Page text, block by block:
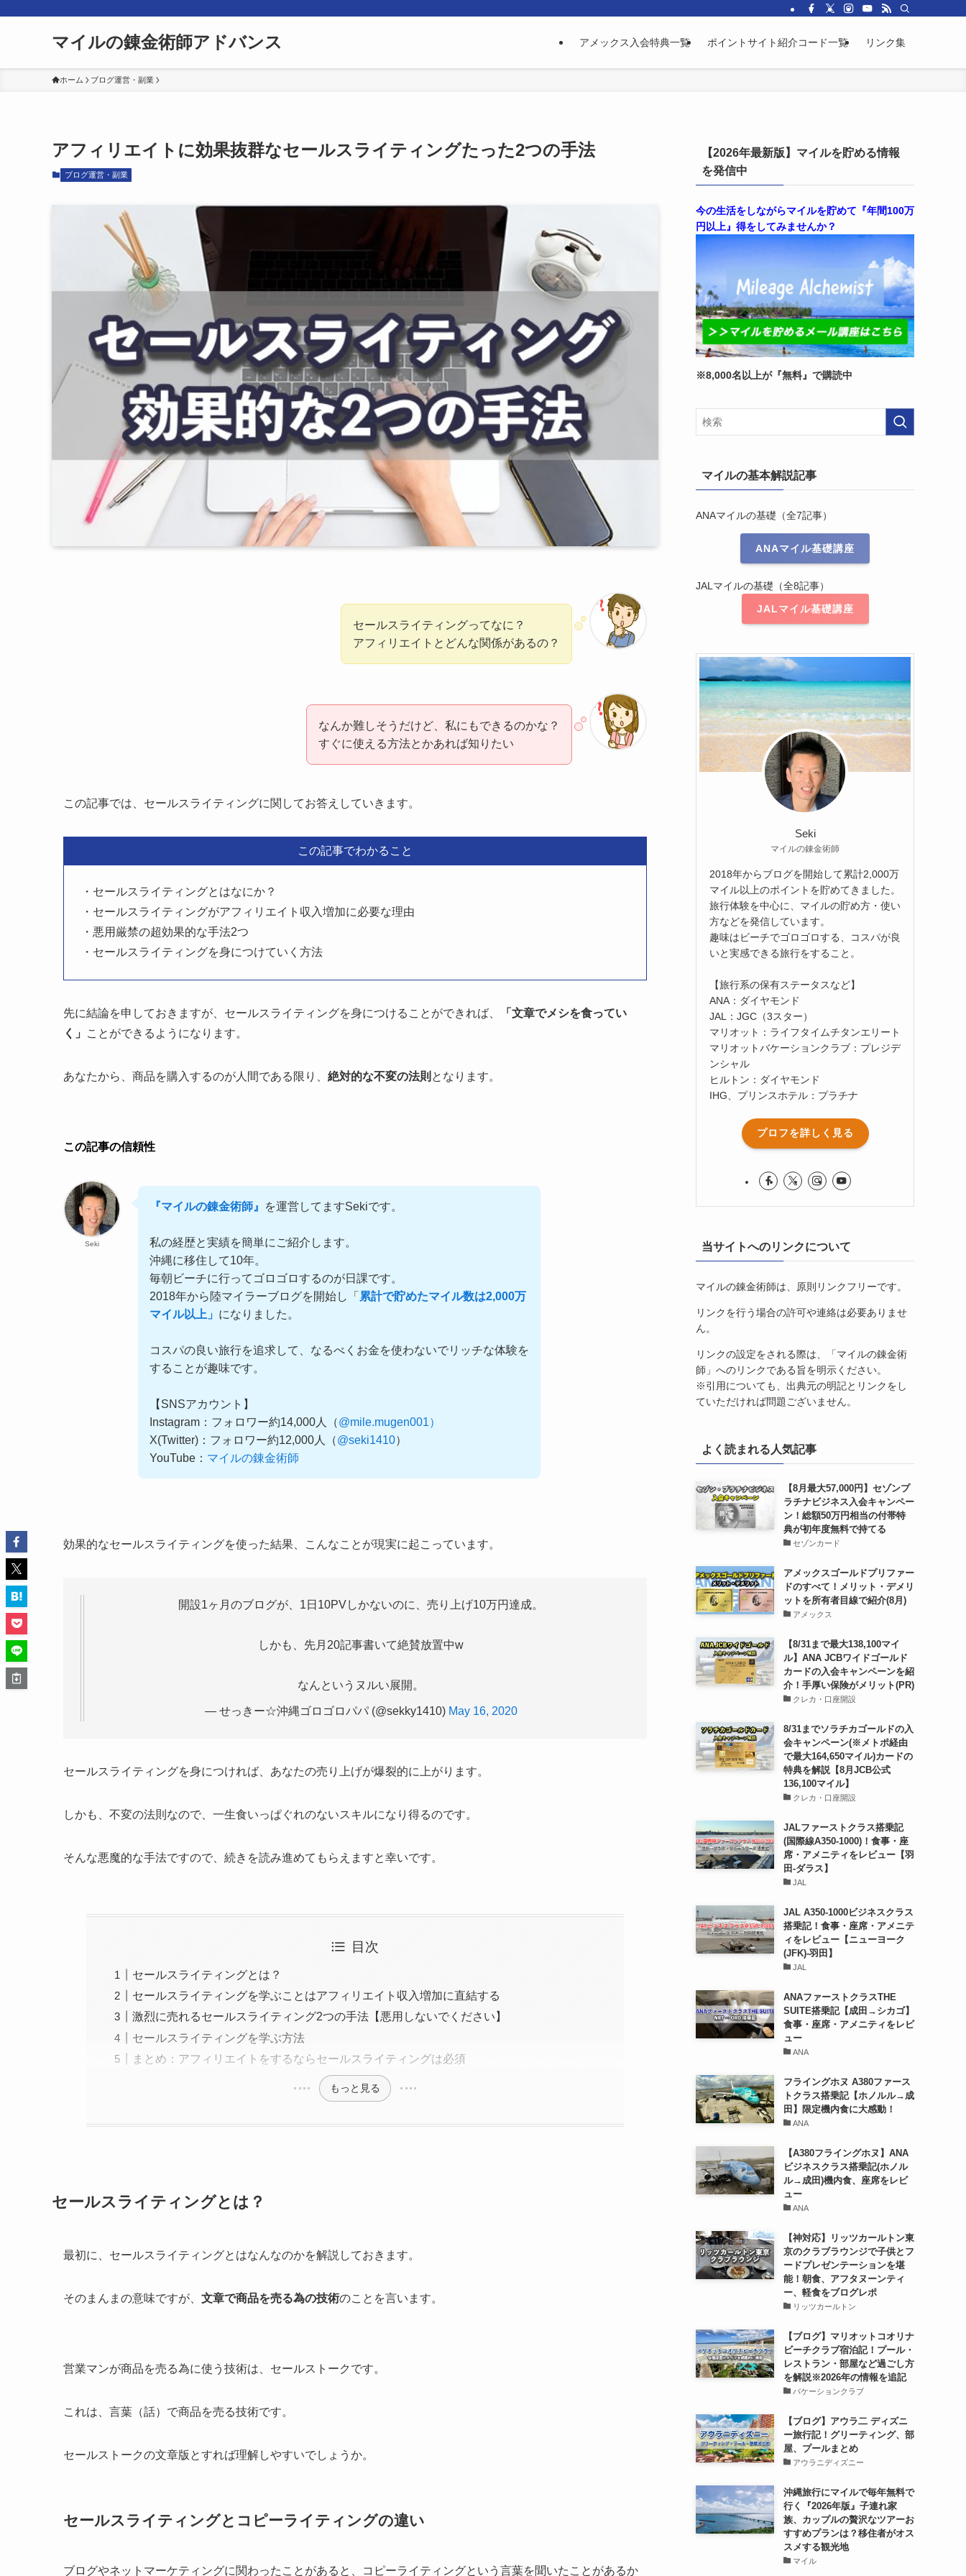
マイルの錬金術師アドバンス アメックス入会特典一覧 ポイントサイト紹介コード一覧 リンク集
ホーム ブログ運営・副業
アフィリエイトに効果抜群なセールスライティングたった2つの手法
ブログ運営・副業
セールスライティングってなに？
アフィリエイトとどんな関係があるの？
なんか難しそうだけど、私にもできるのかな？
すぐに使える方法とかあれば知りたい
この記事では、セールスライティングに関してお答えしていきます。
この記事でわかること
・セールスライティングとはなにか？
・セールスライティングがアフィリエイト収入増加に必要な理由
・悪用厳禁の超効果的な手法2つ
・セールスライティングを身につけていく方法
先に結論を申しておきますが、セールスライティングを身につけることができれば、
「文章でメシを食ってい
く」
ことができるようになります。
あなたから、商品を購入するのが人間である限り、 絶対的な不変の法則 となります。
この記事の信頼性
Seki
『マイルの錬金術師』 を運営してますSekiです。
私の経歴と実績を簡単にご紹介します。
沖縄に移住して10年。
毎朝ビーチに行ってゴロゴロするのが日課です。
2018年から陸マイラーブログを開始し「 累計で貯めたマイル数は2,000万
マイル以上」 になりました。
コスパの良い旅行を追求して、なるべくお金を使わないでリッチな体験を
することが趣味です。
【SNSアカウント】
Instagram：フォロワー約14,000人（@mile.mugen001）
X(Twitter)：フォロワー約12,000人（@seki1410）
YouTube： マイルの錬金術師
効果的なセールスライティングを使った結果、こんなことが現実に起こっています。
開設1ヶ月のブログが、1日10PVしかないのに、売り上げ10万円達成。
しかも、先月20記事書いて絶賛放置中w
なんというヌルい展開。
— せっきー☆沖縄ゴロゴロパパ (@sekky1410) May 16, 2020
セールスライティングを身につければ、あなたの売り上げが爆裂的に上がります。
しかも、不変の法則なので、一生食いっぱぐれのないスキルになり得るのです。
そんな悪魔的な手法ですので、続きを読み進めてもらえますと幸いです。
目次
セールスライティングとは？
セールスライティングを学ぶことはアフィリエイト収入増加に直結する
激烈に売れるセールスライティング2つの手法【悪用しないでください】
セールスライティングを学ぶ方法
まとめ：アフィリエイトをするならセールスライティングは必須
もっと見る
セールスライティングとは？
最初に、セールスライティングとはなんなのかを解説しておきます。
そのまんまの意味ですが、 文章で商品を売る為の技術のことを言います。
営業マンが商品を売る為に使う技術は、セールストークです。
これは、言葉（話）で商品を売る技術です。
セールストークの文章版とすれば理解しやすいでしょうか。
セールスライティングとコピーライティングの違い
ブログやネットマーケティングに関わったことがあると、コピーライティングという言葉を聞いたことがあるか
【2026年最新版】マイルを貯める情報
を発信中
今の生活をしながらマイルを貯めて『年間100万
円以上』得をしてみませんか？
※8,000名以上が『無料』で購読中
マイルの基本解説記事
ANAマイルの基礎（全7記事）
ANAマイル基礎講座
JALマイルの基礎（全8記事）
JALマイル基礎講座
Seki
マイルの錬金術師
2018年からブログを開始して累計2,000万
マイル以上のポイントを貯めてきました。
旅行体験を中心に、マイルの貯め方・使い
方などを発信しています。
趣味はビーチでゴロゴロする、コスパが良
いと実感できる旅行をすること。
【旅行系の保有ステータスなど】
ANA：ダイヤモンド
JAL：JGC（3スター）
マリオット：ライフタイムチタンエリート
マリオットバケーションクラブ：プレジデ
ンシャル
ヒルトン：ダイヤモンド
IHG、プリンスホテル：プラチナ
プロフを詳しく見る
当サイトへのリンクについて
マイルの錬金術師は、原則リンクフリーです。
リンクを行う場合の許可や連絡は必要ありませ
ん。
リンクの設定をされる際は、「マイルの錬金術
師」へのリンクである旨を明示ください。
※引用についても、出典元の明記とリンクをし
ていただければ問題ございません。
よく読まれる人気記事
【8月最大57,000円】セゾンプ
ラチナビジネス入会キャンペー
ン！総額50万円相当の付帯特
典が初年度無料で持てる
セゾンカード
アメックスゴールドプリファー
ドのすべて！メリット・デメリ
ットを所有者目線で紹介(8月)
アメックス
【8/31まで最大138,100マイ
ル】ANA JCBワイドゴールド
カードの入会キャンペーンを紹
介！手厚い保険がメリット(PR)
クレカ・口座開設
8/31までソラチカゴールドの入
会キャンペーン(※メトポ経由
で最大164,650マイル)カードの
特典を解説【8月JCB公式
136,100マイル】
クレカ・口座開設
JALファーストクラス搭乗記
(国際線A350-1000)！食事・座
席・アメニティをレビュー【羽
田-ダラス】
JAL
JAL A350-1000ビジネスクラス
搭乗記！食事・座席・アメニテ
ィをレビュー【ニューヨーク
(JFK)-羽田】
JAL
ANAファーストクラスTHE
SUITE搭乗記【成田→シカゴ】
食事・座席・アメニティをレビ
ュー
ANA
フライングホヌ A380ファース
トクラス搭乗記【ホノルル→成
田】限定機内食に大感動！
ANA
【A380フライングホヌ】ANA
ビジネスクラス搭乗記(ホノル
ル→成田)機内食、座席をレビ
ュー
ANA
【神対応】リッツカールトン東
京のクラブラウンジで子供とフ
ードプレゼンテーションを堪
能！朝食、アフタヌーンティ
ー、軽食をブログレポ
リッツカールトン
【ブログ】マリオットコオリナ
ビーチクラブ宿泊記！プール・
レストラン・部屋など過ごし方
を解説※2026年の情報を追記
バケーションクラブ
【ブログ】アウラ二 ディズニ
ー旅行記！グリーティング、部
屋、プールまとめ
アウラニディズニー
沖縄旅行にマイルで毎年無料で
行く『2026年版』子連れ家
族、カップルの贅沢なツアーお
すすめプランは？移住者がオス
スメする観光地
マイル